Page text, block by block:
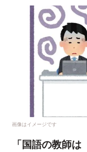
画像はイメージです
「国語の教師